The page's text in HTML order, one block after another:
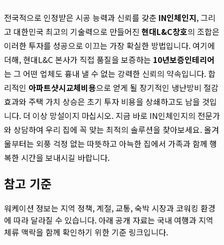
전국적으로 인정받은 시공 능력과 신뢰를 갖춘 IN인체인지, 그리
고 대한민국 최고의 기술력으로 만들어진 현대L&C창호의 조합은
이러한 투자를 성공으로 이끄는 가장 확실한 방법입니다. 여기에
더해, 현대L&C 본사가 직접 품질을 보증하는 10년보증인테리어
는 그 어떤 업체도 흉내 낼 수 없는 강력한 신뢰의 약속입니다. 합
리적인 아파트샷시교체비용으로 얻게 될 장기적인 냉난방비 절감
효과와 주택 가치 상승은 초기 투자 비용을 상쇄하고도 남을 것입
니다. 더 이상 망설이지 마십시오. 지금 바로 IN인체인지의 전문가
와 상담하여 우리 집에 꼭 맞는 최적의 솔루션을 찾아보세요. 올겨
울부터는 외풍 걱정 없는 따뜻하고 아늑한 집에서 가족과 함께 행
복한 시간을 보내시길 바랍니다.
참고 기준
워케이션 정보는 지역 정책, 계절, 교통, 숙박 시장과 코워킹 환경
에 따라 달라질 수 있습니다. 아래 공개 자료는 국내 여행과 지역
체류 맥락을 함께 확인하기 위한 기준 링크입니다.